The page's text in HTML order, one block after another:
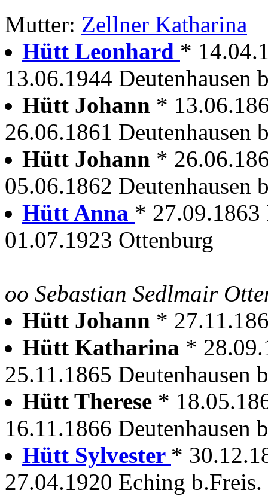
Mutter: Zellner Katharina
Hütt Leonhard *
13.06.1944 Deutenhausen
Hütt Johann *
26.06.1861 Deutenhausen
Hütt Johann *
05.06.1862 Deutenhausen
Hütt Anna * 27.09.1863
01.07.1923 Ottenburg
oo Sebastian Sedlmair
Hütt Johann *
Hütt Katharina *
25.11.1865 Deutenhausen
Hütt Therese *
16.11.1866 Deutenhausen
Hütt Sylvester *
27.04.1920 Eching b.Freis.